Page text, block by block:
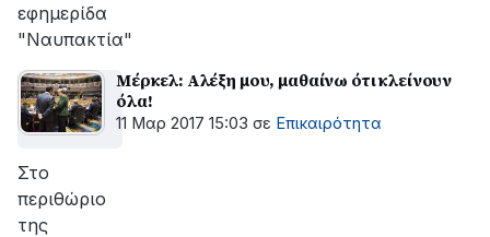
εφημερίδα
"Ναυπακτία"
Μέρκελ: Αλέξη μου, μαθαίνω ότι κλείνουν
όλα!
11 Μαρ 2017 15:03 σε Επικαιρότητα
Στο
περιθώριο
της